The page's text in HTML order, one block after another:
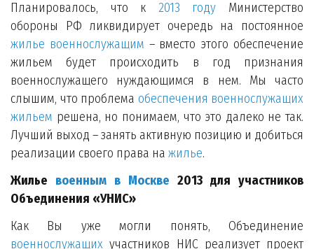
Планировалось, что к 2013 году Министерство
обороны РФ ликвидирует очередь на постоянное
жилье военнослужащим – вместо этого обеспечение
жильем будет происходить в год признания
военнослужащего нуждающимся в нем. Мы часто
слышим, что проблема обеспечения военнослужащих
жильем решена, но понимаем, что это далеко не так.
Лучший выход – занять активную позицию и добиться
реализации своего права на жилье.
Жилье военным в Москве 2013 для участников
Объединения «УНИС»
Как Вы уже могли понять, Объединение
военнослужащих участников НИС реализует проект